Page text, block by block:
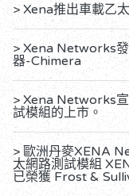
> Xena推出車載乙
> Xena Networks
器-Chimera
> Xena Networks
試模組的上市。
> 歐洲丹麥XENA
太網路測試模組
已榮獲 Frost &